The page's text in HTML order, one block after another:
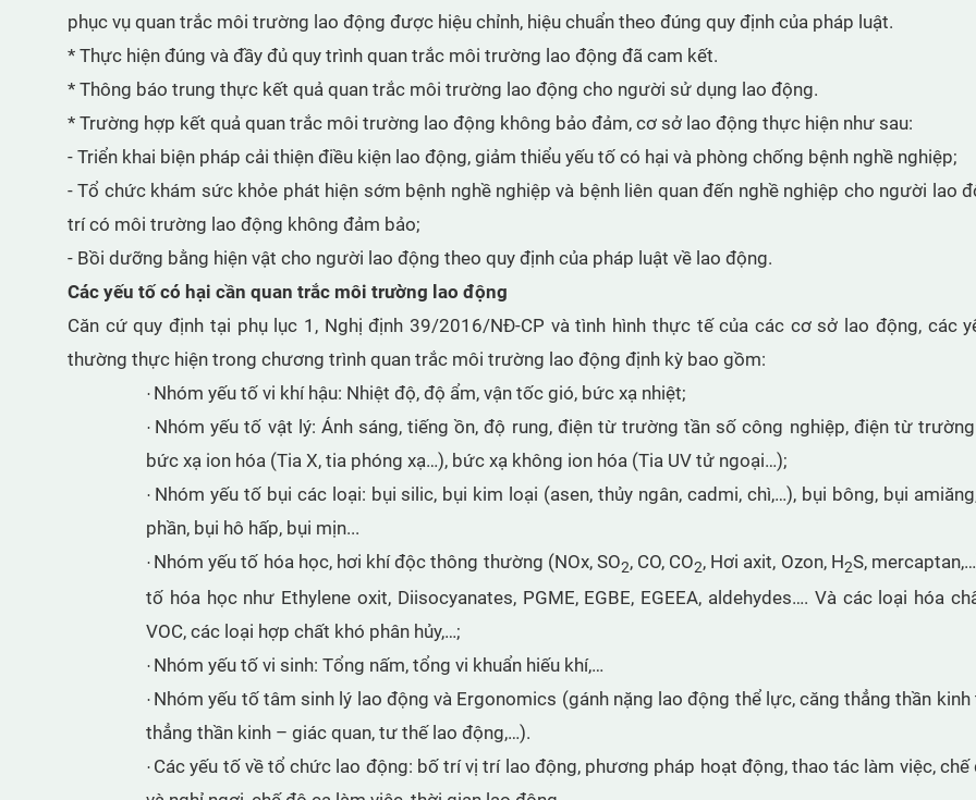
phục vụ quan trắc môi trường lao động được hiệu chỉnh, hiệu chuẩn theo đúng quy định của pháp luật.
* Thực hiện đúng và đầy đủ quy trình quan trắc môi trường lao động đã cam kết.
* Thông báo trung thực kết quả quan trắc môi trường lao động cho người sử dụng lao động.
* Trường hợp kết quả quan trắc môi trường lao động không bảo đảm, cơ sở lao động thực hiện như sau:
- Triển khai biện pháp cải thiện điều kiện lao động, giảm thiểu yếu tố có hại và phòng chống bệnh nghề nghiệp;
- Tổ chức khám sức khỏe phát hiện sớm bệnh nghề nghiệp và bệnh liên quan đến nghề nghiệp cho người lao
trí có môi trường lao động không đảm bảo;
- Bồi dưỡng bằng hiện vật cho người lao động theo quy định của pháp luật về lao động.
Các yếu tố có hại cần quan trắc môi trường lao động
Căn cứ quy định tại phụ lục 1, Nghị định 39/2016/NĐ-CP và tình hình thực tế của các cơ sở lao động, các
thường thực hiện trong chương trình quan trắc môi trường lao động định kỳ bao gồm:
· Nhóm yếu tố vi khí hậu: Nhiệt độ, độ ẩm, vận tốc gió, bức xạ nhiệt;
· Nhóm yếu tố vật lý: Ánh sáng, tiếng ồn, độ rung, điện từ trường tần số công nghiệp, điện từ
bức xạ ion hóa (Tia X, tia phóng xạ…), bức xạ không ion hóa (Tia UV tử ngoại…);
· Nhóm yếu tố bụi các loại: bụi silic, bụi kim loại (asen, thủy ngân, cadmi, chì,…), bụi bông, bụi
phần, bụi hô hấp, bụi mịn...
· Nhóm yếu tố hóa học, hơi khí độc thông thường (NOx, SO2, CO, CO2, Hơi axit, Ozon, H2S,
tố hóa học như Ethylene oxit, Diisocyanates, PGME, EGBE, EGEEA, aldehydes…. Và các loại hóa
VOC, các loại hợp chất khó phân hủy,…;
· Nhóm yếu tố vi sinh: Tổng nấm, tổng vi khuẩn hiếu khí,…
· Nhóm yếu tố tâm sinh lý lao động và Ergonomics (gánh nặng lao động thể lực, căng thẳng thần kinh
thẳng thần kinh – giác quan, tư thế lao động,…).
· Các yếu tố về tổ chức lao động: bố trí vị trí lao động, phương pháp hoạt động, thao tác làm việc, chế